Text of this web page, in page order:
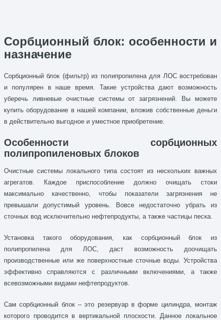
Сорбционный блок: особенности и
назначение
Сорбционный блок (фильтр) из полипропилена для ЛОС востребован
и популярен в наше время. Такие устройства дают возможность
уберечь ливневые очистные системы от загрязнений. Вы можете
купить оборудование в нашей компании, вложив собственные деньги
в действительно выгодное и уместное приобретение.
Особенности сорбционных
полипропиленовых блоков
Очистные системы локального типа состоят из нескольких важных
агрегатов. Каждое приспособление должно очищать стоки
максимально качественно, чтобы показатели загрязнения не
превышали допустимый уровень. Вовсе недостаточно убрать из
сточных вод исключительно нефтепродукты, а также частицы песка.
Установка такого оборудования, как сорбционный блок из
полипропилена для ЛОС, даст возможность доочищать
производственные или же поверхностные сточные воды. Устройства
эффективно справляются с различными включениями, а также
всевозможными видами нефтепродуктов.
Сам сорбционный блок – это резервуар в форме цилиндра, монтаж
которого проводится в вертикальной плоскости. Данное локальное